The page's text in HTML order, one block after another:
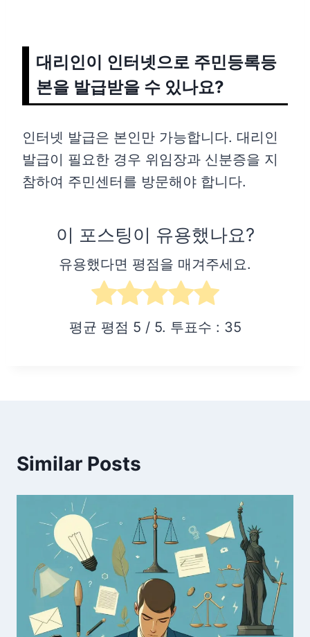
대리인이 인터넷으로 주민등록등
본을 발급받을 수 있나요?
인터넷 발급은 본인만 가능합니다. 대리인
발급이 필요한 경우 위임장과 신분증을 지
참하여 주민센터를 방문해야 합니다.
이 포스팅이 유용했나요?
유용했다면 평점을 매겨주세요.
평균 평점 5 / 5. 투표수 : 35
Similar Posts